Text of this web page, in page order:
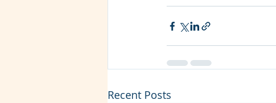
Recent Posts